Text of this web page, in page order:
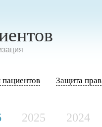
Защита прав
2025 2024